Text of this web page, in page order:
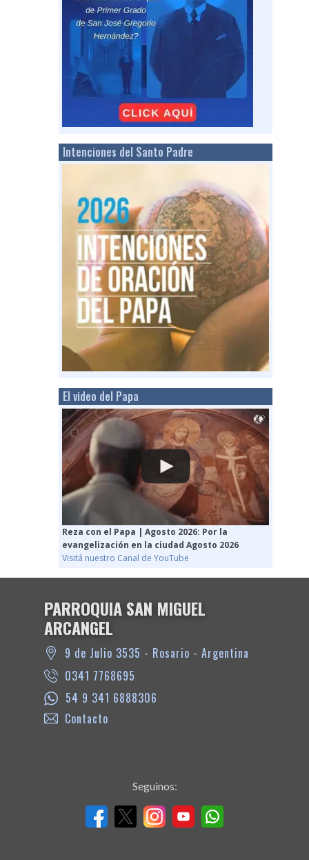
Intenciones del Santo Padre
El video del Papa
Reza con el Papa | Agosto 2026: Por la
evangelización en la ciudad Agosto 2026
Visitá nuestro Canal de YouTube
PARROQUIA SAN MIGUEL
ARCANGEL
9 de Julio 3535 - Rosario - Argentina
0341 7768695
54 9 341 6888306
Contacto
Seguinos: